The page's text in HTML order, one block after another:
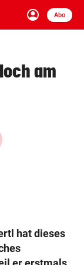
account_circle
Anmelden
Abo
Schließen
am
hat dieses